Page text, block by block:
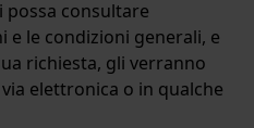
consultare
le condizioni generali, e
richiesta, gli verranno
elettronica o in qualche